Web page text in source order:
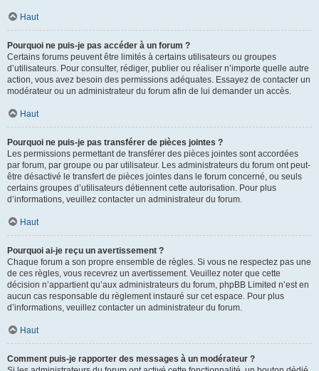
Haut
Pourquoi ne puis-je pas accéder à un forum ?
Certains forums peuvent être limités à certains utilisateurs ou groupes
d’utilisateurs. Pour consulter, rédiger, publier ou réaliser n’importe quelle autre
action, vous avez besoin des permissions adéquates. Essayez de contacter un
modérateur ou un administrateur du forum afin de lui demander un accès.
Haut
Pourquoi ne puis-je pas transférer de pièces jointes ?
Les permissions permettant de transférer des pièces jointes sont accordées
par forum, par groupe ou par utilisateur. Les administrateurs du forum ont peut-
être désactivé le transfert de pièces jointes dans le forum concerné, ou seuls
certains groupes d’utilisateurs détiennent cette autorisation. Pour plus
d’informations, veuillez contacter un administrateur du forum.
Haut
Pourquoi ai-je reçu un avertissement ?
Chaque forum a son propre ensemble de règles. Si vous ne respectez pas une
de ces règles, vous recevrez un avertissement. Veuillez noter que cette
décision n’appartient qu’aux administrateurs du forum, phpBB Limited n’est en
aucun cas responsable du règlement instauré sur cet espace. Pour plus
d’informations, veuillez contacter un administrateur du forum.
Haut
Comment puis-je rapporter des messages à un modérateur ?